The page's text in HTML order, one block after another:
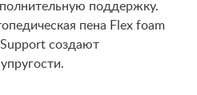
поддержку.
пена Flex foam
создают